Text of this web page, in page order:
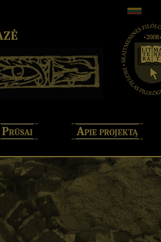
Prūsai Apie projektą